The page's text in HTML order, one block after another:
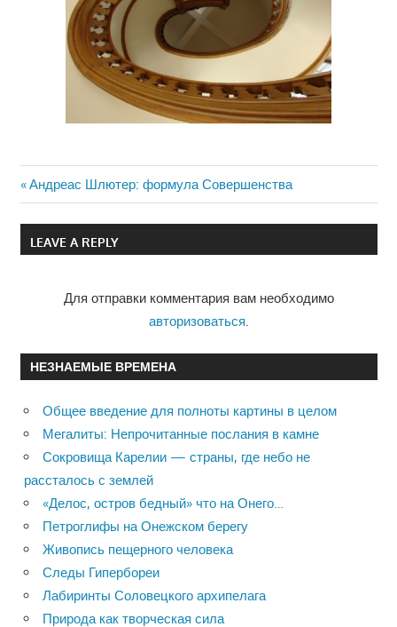
Навигация
по
Previous
Post:
Андреас Шлютер: формула Совершенства
LEAVE A REPLY
Для отправки комментария вам необходимо
авторизоваться.
НЕЗНАЕМЫЕ ВРЕМЕНА
Общее введение для полноты картины в целом
Мегалиты: Непрочитанные послания в камне
Сокровища Карелии — страны, где небо не
рассталось с землей
«Делос, остров бедный» что на Онего…
Петроглифы на Онежском берегу
Живопись пещерного человека
Следы Гипербореи
Лабиринты Соловецкого архипелага
Природа как творческая сила